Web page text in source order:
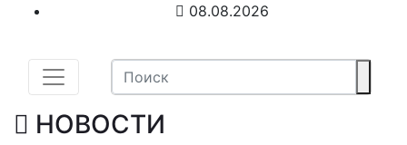
08.08.2026
НОВОСТИ